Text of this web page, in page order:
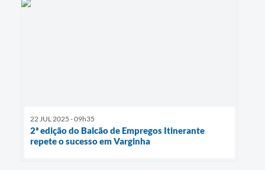
22 JUL 2025 - 09h35
2ª edição do Balcão de Empregos Itinerante
repete o sucesso em Varginha